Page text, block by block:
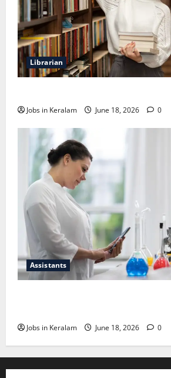
Librarian
Jobs in Keralam June 18, 2026 0
Assistants
Jobs in Keralam June 18, 2026 0